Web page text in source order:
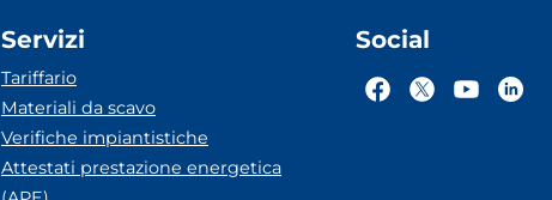
Servizi
Tariffario
Materiali da scavo
Verifiche impiantistiche
Attestati prestazione energetica
Social